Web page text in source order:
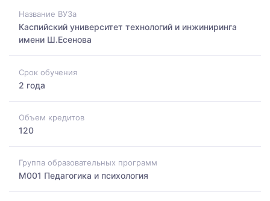
Название ВУЗа
Каспийский университет технологий и инжиниринга
имени Ш.Есенова
Срок обучения
2 года
Объем кредитов
120
Группа образовательных программ
M001 Педагогика и психология